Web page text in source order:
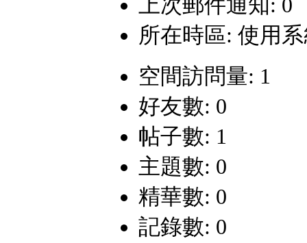
所在時區: 使用
空間訪問量: 1
好友數: 0
帖子數: 1
主題數: 0
精華數: 0
記錄數: 0